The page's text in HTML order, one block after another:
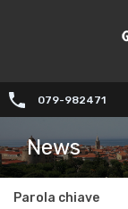
079-982471
News
Parola chiave